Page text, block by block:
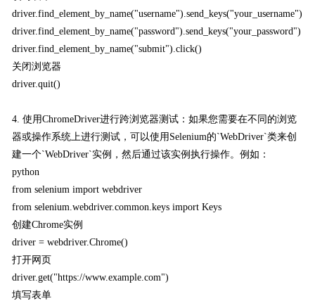
driver.find_element_by_name("username").send_keys("your_username")
driver.find_element_by_name("password").send_keys("your_password")
driver.find_element_by_name("submit").click()
关闭浏览器
driver.quit()
4. 使用ChromeDriver进行跨浏览器测试：如果您需要在不同的浏览
器或操作系统上进行测试，可以使用Selenium的`WebDriver`类来创
建一个`WebDriver`实例，然后通过该实例执行操作。例如：
python
from selenium import webdriver
from selenium.webdriver.common.keys import Keys
创建Chrome实例
driver = webdriver.Chrome()
打开网页
driver.get("https://www.example.com")
填写表单